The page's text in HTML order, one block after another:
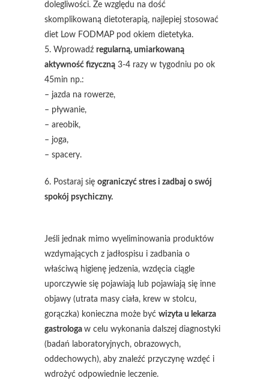
dolegliwości. Ze względu na dość
skomplikowaną dietoterapią, najlepiej stosować
diet Low FODMAP pod okiem dietetyka.
5. Wprowadź regularną, umiarkowaną
aktywność fizyczną 3-4 razy w tygodniu po ok
45min np.:
– jazda na rowerze,
– pływanie,
– areobik,
– joga,
– spacery.
6. Postaraj się ograniczyć stres i zadbaj o swój
spokój psychiczny.
Jeśli jednak mimo wyeliminowania produktów
wzdymających z jadłospisu i zadbania o
właściwą higienę jedzenia, wzdęcia ciągle
uporczywie się pojawiają lub pojawiają się inne
objawy (utrata masy ciała, krew w stolcu,
gorączka) konieczna może być wizyta u lekarza
gastrologa w celu wykonania dalszej diagnostyki
(badań laboratoryjnych, obrazowych,
oddechowych), aby znaleźć przyczynę wzdęć i
wdrożyć odpowiednie leczenie.